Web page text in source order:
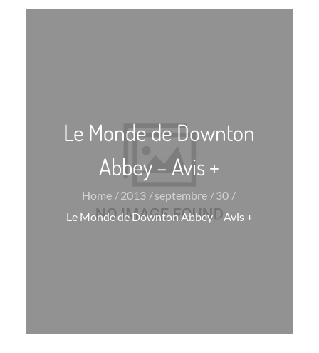
Le Monde de Downton
Abbey – Avis +
Home 2013 septembre
30
Le Monde de Downton Abbey – Avis +